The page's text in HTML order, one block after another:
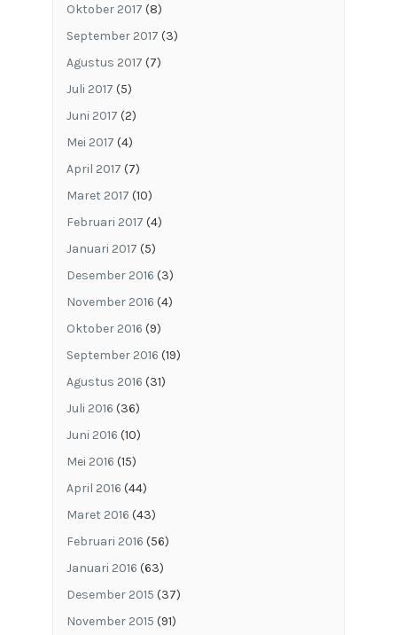
Oktober 2017 (8)
September 2017 (3)
Agustus 2017 (7)
Juli 2017 (5)
Juni 2017 (2)
Mei 2017 (4)
April 2017 (7)
Maret 2017 (10)
Februari 2017 (4)
Januari 2017 (5)
Desember 2016 (3)
November 2016 (4)
Oktober 2016 (9)
September 2016 (19)
Agustus 2016 (31)
Juli 2016 (36)
Juni 2016 (10)
Mei 2016 (15)
April 2016 (44)
Maret 2016 (43)
Februari 2016 (56)
Januari 2016 (63)
Desember 2015 (37)
November 2015 (91)